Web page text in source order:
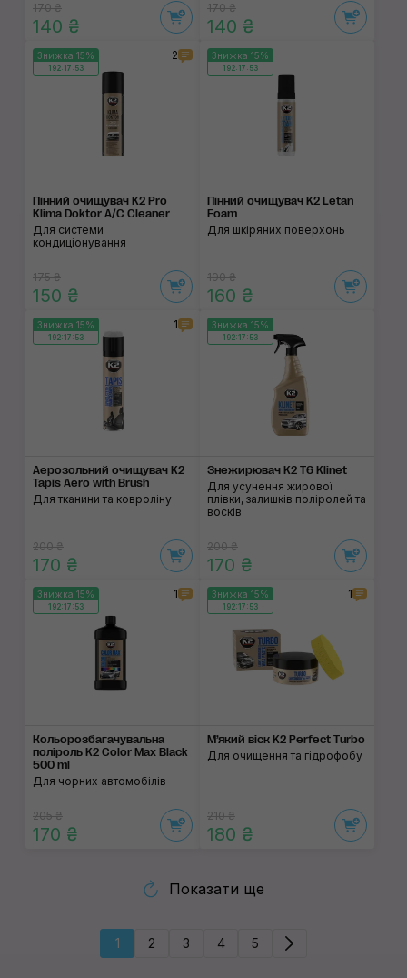
170 ₴
140 ₴
170 ₴
140 ₴
Знижка 15%
192:17:53
2
Пінний очищувач K2 Pro
Klima Doktor A/C Cleaner
Для системи
кондиціонування
175 ₴
150 ₴
Знижка 15%
192:17:53
Пінний очищувач K2 Letan
Foam
Для шкіряних поверхонь
190 ₴
160 ₴
Знижка 15%
192:17:53
1
Аерозольний очищувач K2
Tapis Aero with Brush
Для тканини та ковроліну
200 ₴
170 ₴
Знижка 15%
192:17:53
Знежирювач K2 T6 Klinet
Для усунення жирової
плівки, залишків поліролей та
восків
200 ₴
170 ₴
Знижка 15%
192:17:53
1
Кольорозбагачувальна
поліроль K2 Color Max Black
500 ml
Для чорних автомобілів
205 ₴
170 ₴
Знижка 15%
192:17:53
1
М’який віск K2 Perfect Turbo
Для очищення та гідрофобу
210 ₴
180 ₴
Показати ще
1 2 3 4 5